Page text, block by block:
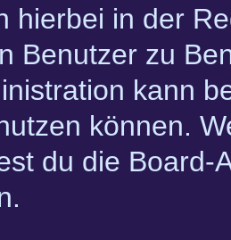
hierbei in der
Benutzer zu
kann
können.
du die Board-